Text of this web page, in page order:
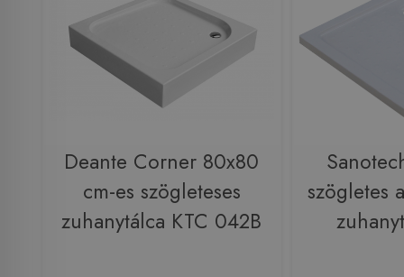
Deante Corner 80x80
cm-es szögleteses
zuhanytálca KTC 042B
szögletes